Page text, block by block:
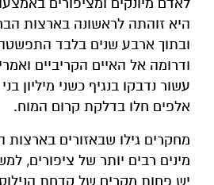
לאדם מיונקים ומציפורים
ובתוך ארבע שנים בלבד
ודרומה אל האיים הקריביים
עשור נדבקו בנגיף כשני מיליון
אלפים חלו בדלקת קרום המוח.
מחקרים גילו שבאזורים
מינים רבים יותר של ציפורים,
יש פחות מקרים של קדחת